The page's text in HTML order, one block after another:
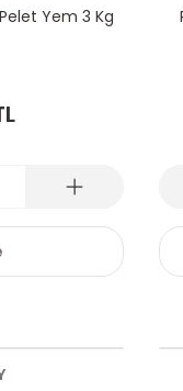
Yem 3 Kg